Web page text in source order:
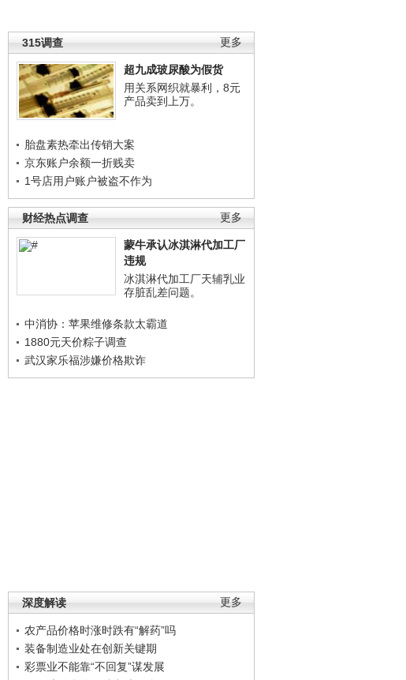
更多
315调查
超九成玻尿酸为假货
用关系网织就暴利，8元
产品卖到上万。
胎盘素热牵出传销大案
京东账户余额一折贱卖
1号店用户账户被盗不作为
更多
财经热点调查
蒙牛承认冰淇淋代加工厂
违规
冰淇淋代加工厂天辅乳业
存脏乱差问题。
中消协：苹果维修条款太霸道
1880元天价粽子调查
武汉家乐福涉嫌价格欺诈
更多
深度解读
农产品价格时涨时跌有“解药”吗
装备制造业处在创新关键期
彩票业不能靠“不回复”谋发展